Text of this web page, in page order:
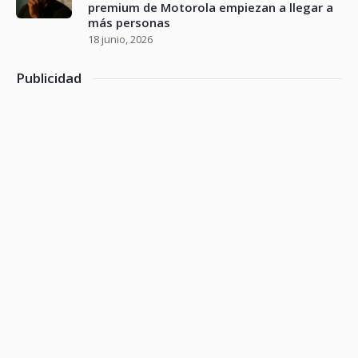
premium de Motorola empiezan a llegar a
más personas
18 junio, 2026
Publicidad